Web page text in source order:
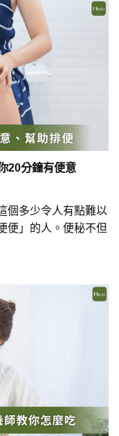
20分鐘有便意
個多少令人有點難以
便」的人。便秘不但